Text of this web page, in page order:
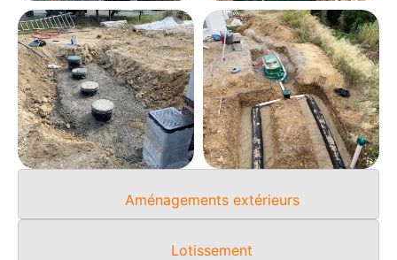
Aménagements extérieurs
Lotissement